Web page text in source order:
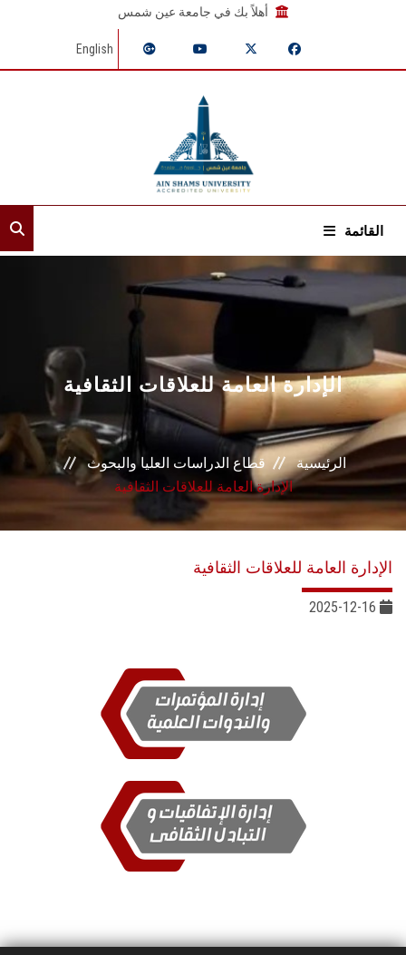
أهلاً بك في جامعة عين شمس
English
القائمة
إدارات القطاع
خدمات القطاع
المراكز و الوحدات
النشر الدولي
الإدارة العامة للعلاقات الثقافية
الرئيسية
قطاع الدراسات العليا والبحوث
الإدارة العامة للعلاقات الثقافية
الإدارة العامة للعلاقات الثقافية